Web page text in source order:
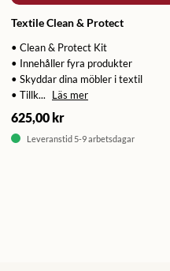
Textile Clean & Protect
• Clean & Protect Kit
• Innehåller fyra produkter
• Skyddar dina möbler i textil
• Tillk...
Läs mer
625,00 kr
Leveranstid 5-9 arbetsdagar